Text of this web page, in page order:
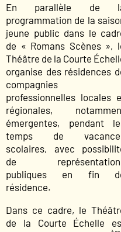
En parallèle de
programmation de la
jeune public dans le
de « Romans Scènes »,
Théâtre de la Courte
organise des résidences
compagnies
professionnelles locales
régionales,
émergentes, pendant
temps de
scolaires, avec
de
publiques en fin
résidence.
Dans ce cadre, le
de la Courte Échelle